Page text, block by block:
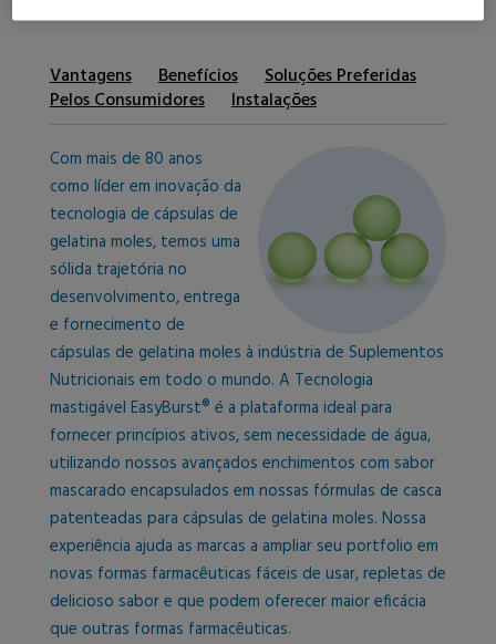
Vantagens Benefícios
Soluções Preferidas
Pelos Consumidores
Instalações
Com mais de 80 anos
como líder em inovação da
tecnologia de cápsulas de
gelatina moles, temos uma
sólida trajetória no
desenvolvimento, entrega
e fornecimento de
cápsulas de gelatina moles à indústria de Suplementos
Nutricionais em todo o mundo. A Tecnologia
mastigável EasyBurst® é a plataforma ideal para
fornecer princípios ativos, sem necessidade de água,
utilizando nossos avançados enchimentos com sabor
mascarado encapsulados em nossas fórmulas de casca
patenteadas para cápsulas de gelatina moles. Nossa
experiência ajuda as marcas a ampliar seu portfolio em
novas formas farmacêuticas fáceis de usar, repletas de
delicioso sabor e que podem oferecer maior eficácia
que outras formas farmacêuticas.